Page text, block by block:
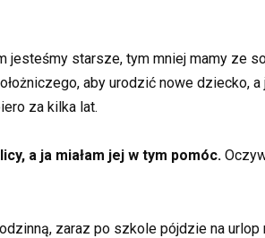
jesteśmy starsze, tym mniej mamy ze
aby urodzić nowe dziecko,
za kilka lat.
a ja miałam jej w tym pomóc.
zaraz po szkole pójdzie na